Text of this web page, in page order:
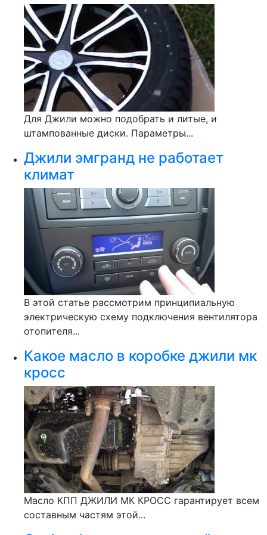
Для Джили можно подобрать и литые, и
штампованные диски. Параметры...
Джили эмгранд не работает
климат
В этой статье рассмотрим принципиальную
электрическую схему подключения вентилятора
отопителя...
Какое масло в коробке джили мк
кросс
Масло КПП ДЖИЛИ МК КРОСС гарантирует всем
составным частям этой...